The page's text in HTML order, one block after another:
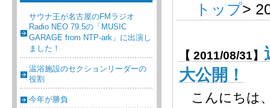
サウナ王が名古屋のFMラジオ
Radio NEO 79.5の「MUSIC
GARAGE from NTP-ark」に出演し
ました！
温浴施設のセクションリーダーの
役割
今年が勝負
トップ>
【 2011/08/31】
大公開！
こんにちは